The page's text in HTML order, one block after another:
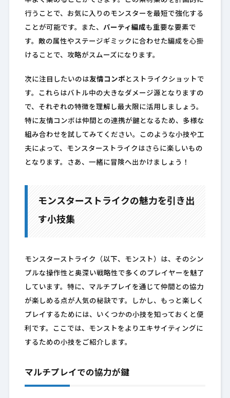
行うことで、お気に入りのモンスターを最短で強化する
ことが可能です。また、 パーティ編成も重要な要素で
す。敵の属性やステージギミックに合わせた編成を心掛
けることで、攻略がスムーズになります。
次に注目したいのは友情コンボ とストライクショットで
す。これらはバトル中の大きなダメージ源となりますの
で、それぞれの特徴を理解し最大限に活用しましょう。
特に友情コンボは仲間との連携が鍵となるため、多様な
組み合わせを試してみてください。このような小技や工
夫によって、モンスターストライクはさらに楽しいもの
となります。さあ、一緒に冒険へ出かけましょう！
モンスターストライクの魅力を引き出
す小技集
モンスターストライク（以下、モンスト）は、そのシン
プルな操作性と奥深い戦略性で多くのプレイヤーを魅了
しています。特に、マルチプレイを通じて仲間との協力
が楽しめる点が人気の秘訣です。しかし、もっと楽しく
プレイするためには、いくつかの小技を知っておくと便
利です。ここでは、モンストをよりエキサイティングに
するための小技をご紹介します。
マルチプレイでの協力が鍵